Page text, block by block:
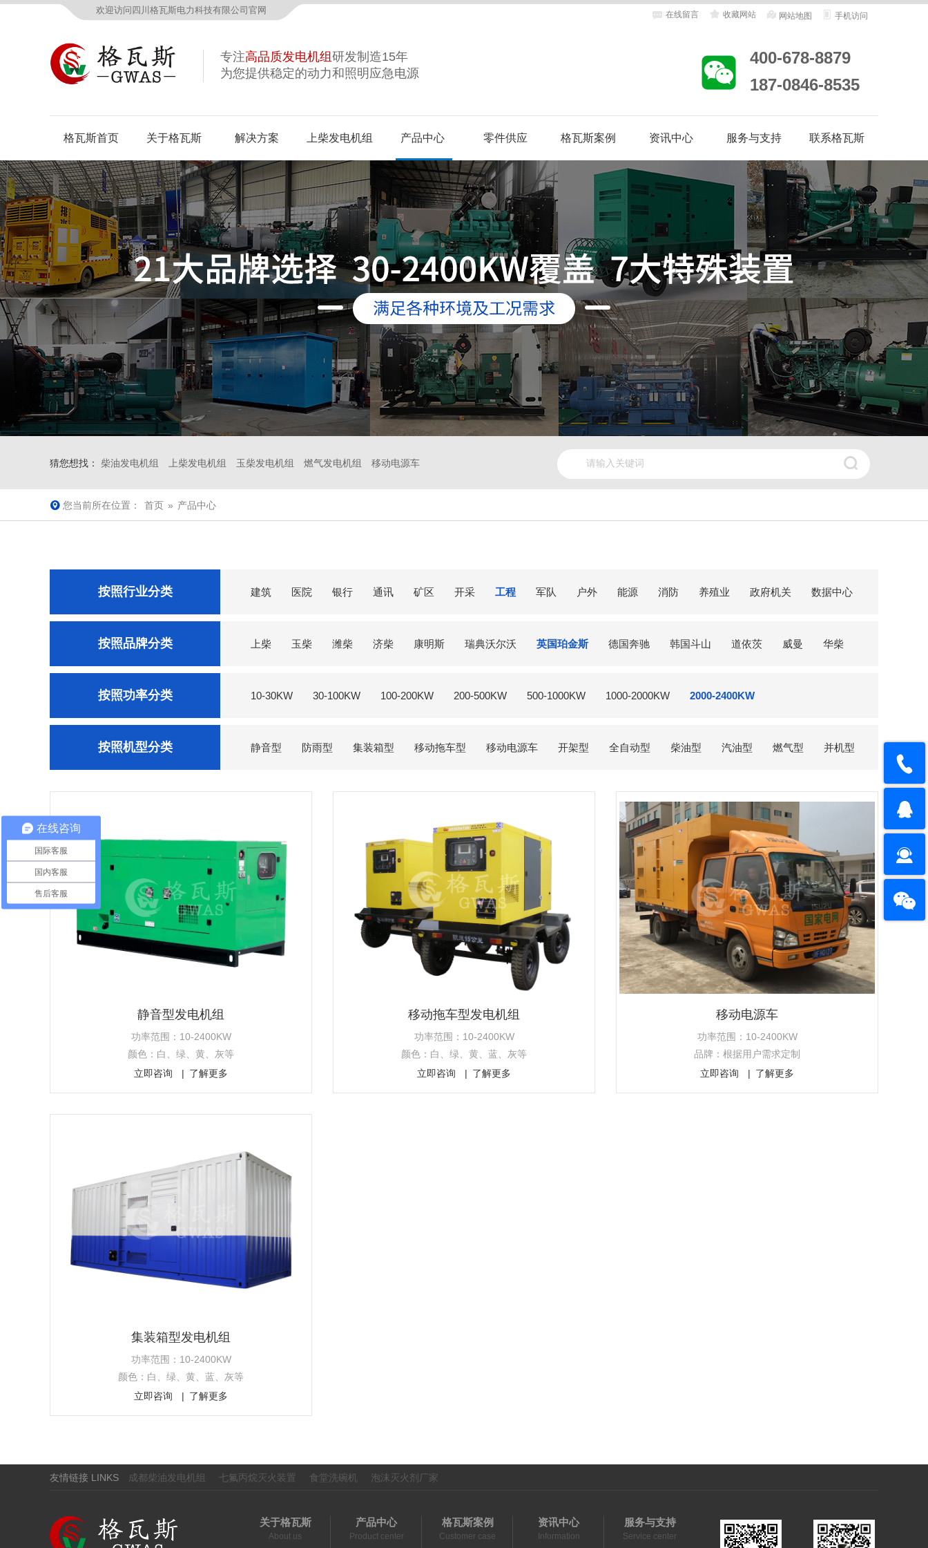
欢迎访问四川格瓦斯电力科技有限公司官网 在线留言 收藏网站 网站地图 手机访问
专注高品质发电机组 研发制造15年
为您提供稳定的动力和照明应急电源
400-678-8879
187-0846-8535
格瓦斯首页 关于格瓦斯
公司概况 资质荣誉 合作品牌 视频中心 企业风采 生产基地
解决方案 上柴发电机组 产品中心 零件供应 格瓦斯案例
客户案例 合作客户
资讯中心
企业动态 行业资讯 客户答疑
服务与支持
售后服务 维修保养
联系格瓦斯
猜您想找： 柴油发电机组 上柴发电机组 玉柴发电机组 燃气发电机组 移动电源车
您当前所在位置： 首页 » 产品中心
按照行业分类 建筑 医院 银行 通讯 矿区 开采 工程 军队 户外 能源 消防 养殖业 政府机关 数据中心
按照品牌分类 上柴 玉柴 潍柴 济柴 康明斯 瑞典沃尔沃 英国珀金斯 德国奔驰 韩国斗山 道依茨 威曼 华柴
菱重 东方红
按照功率分类 10-30KW 30-100KW 100-200KW 200-500KW 500-1000KW 1000-2000KW 2000-2400KW
按照机型分类 静音型 防雨型 集装箱型 移动拖车型 移动电源车 开架型 全自动型 柴油型 汽油型 燃气型 并机型
静音型发电机组
功率范围：10-2400KW
颜色：白、绿、黄、灰等
立即咨询
了解更多
移动拖车型发电机组
功率范围：10-2400KW
颜色：白、绿、黄、蓝、灰等
立即咨询
了解更多
移动电源车
功率范围：10-2400KW
品牌：根据用户需求定制
立即咨询
了解更多
集装箱型发电机组
功率范围：10-2400KW
颜色：白、绿、黄、蓝、灰等
立即咨询
了解更多
友情链接 LINKS 成都柴油发电机组 七氟丙烷灭火装置 食堂洗碗机 泡沫灭火剂厂家
关于格瓦斯
About us
产品中心
Product center
格瓦斯案例
Customer case
资讯中心
Information
服务与支持
Service center
在线咨询
国际客服
国内客服
售后客服